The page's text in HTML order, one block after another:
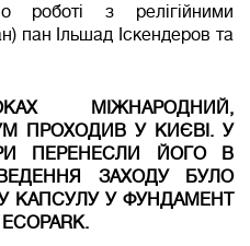
роботі з релігійними
пан Ільшад Іскендеров та
МІЖНАРОДНИЙ,
ПРОХОДИВ У КИЄВІ. У
ПЕРЕНЕСЛИ ЙОГО В
ЗАХОДУ БУЛО
КАПСУЛУ У ФУНДАМЕНТ